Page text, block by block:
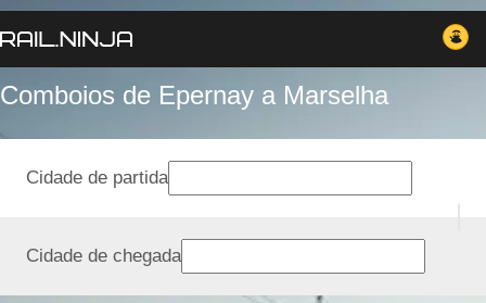
Comboios de Epernay a Marselha
Cidade de partida
Cidade de chegada